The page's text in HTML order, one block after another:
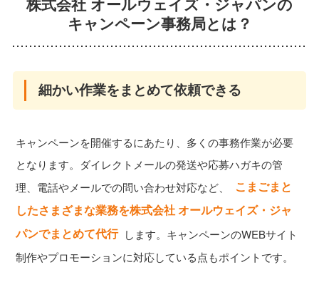
キャンペーン事務局とは？
細かい作業をまとめて依頼できる
キャンペーンを開催するにあたり、多くの事務作業が必要
となります。ダイレクトメールの発送や応募ハガキの管
理、電話やメールでの問い合わせ対応など、
こまごまと
したさまざまな業務を株式会社 オールウェイズ・ジャ
パンでまとめて代行 します。キャンペーンのWEBサイト
制作やプロモーションに対応している点もポイントです。